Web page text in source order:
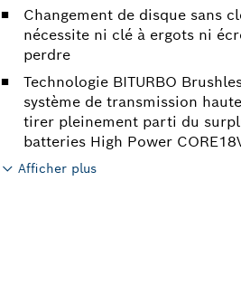
Changement de disque sans
nécessite ni clé à ergots ni
perdre
Technologie BITURBO
système de transmission
tirer pleinement parti du
batteries High Power
Afficher plus